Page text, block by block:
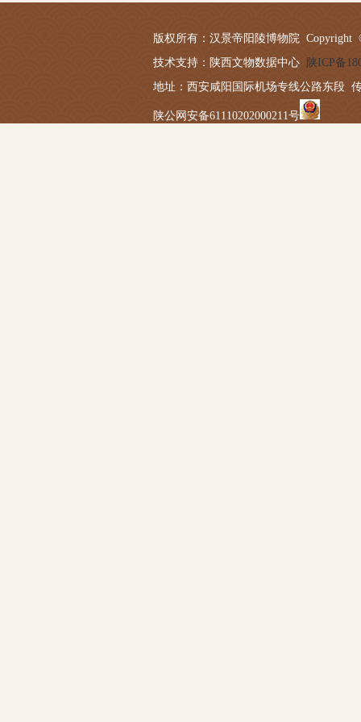
版权所有：汉景帝阳陵博物院 Copyright
技术支持：陕西文物数据中心 陕ICP备
地址：西安咸阳国际机场专线公路东段
陕公网安备61110202000211号